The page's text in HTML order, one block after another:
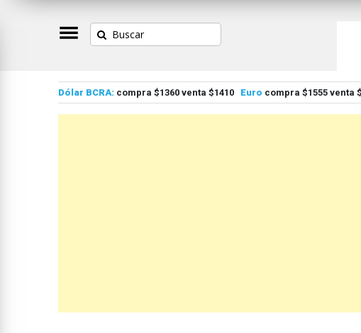
Dólar BCRA: compra $1360 venta $1410 Euro compra $1555 venta